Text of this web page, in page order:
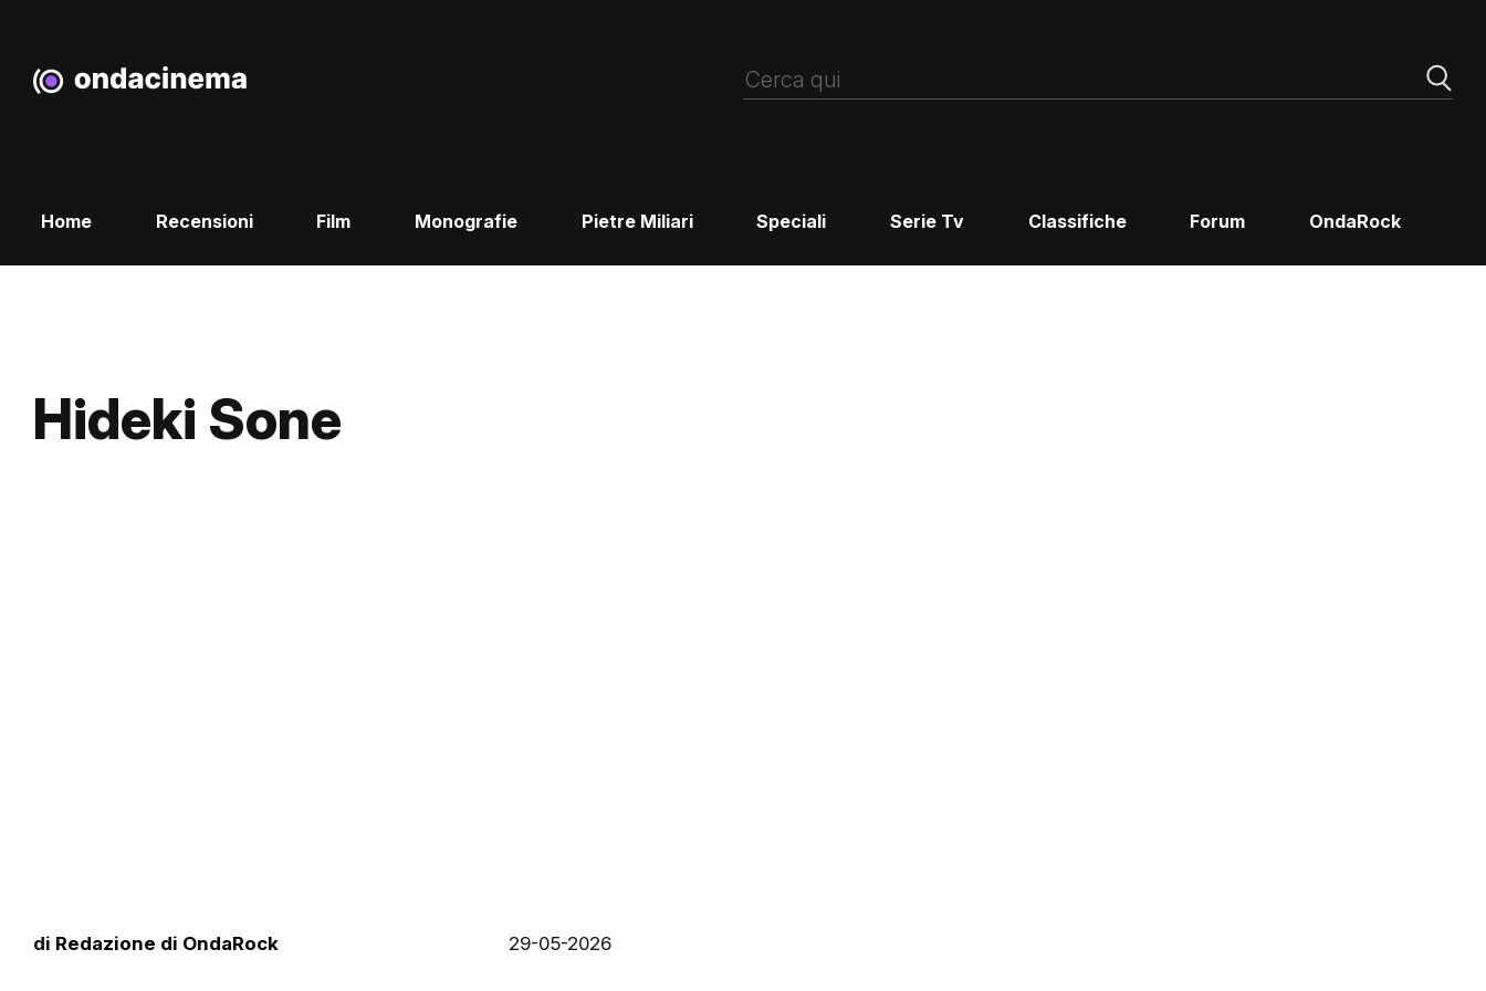
Home Recensioni Film Monografie Pietre Miliari Speciali Serie Tv Classifiche Forum OndaRock
Hideki Sone
di Redazione di OndaRock 29-05-2026